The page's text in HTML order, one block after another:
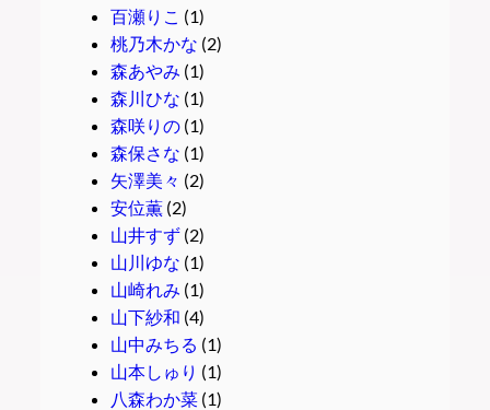
百瀬りこ (1)
桃乃木かな (2)
森あやみ (1)
森川ひな (1)
森咲りの(1)
森保さな (1)
矢澤美々 (2)
安位薫(2)
山井すず(2)
山川ゆな (1)
山崎れみ (1)
山下紗和 (4)
山中みちる (1)
山本しゅり (1)
八森わか菜(1)